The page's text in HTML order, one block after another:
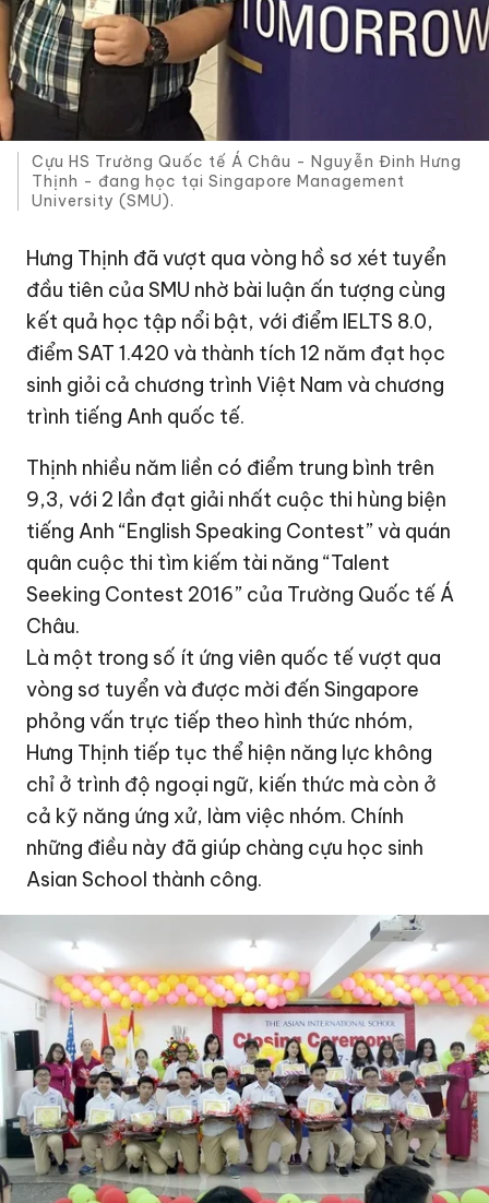
Cựu HS Trường Quốc tế Á Châu - Nguyễn Đinh Hưng
Thịnh - đang học tại Singapore Management
University (SMU).
Hưng Thịnh đã vượt qua vòng hồ sơ xét tuyển
đầu tiên của SMU nhờ bài luận ấn tượng cùng
kết quả học tập nổi bật, với điểm IELTS 8.0,
điểm SAT 1.420 và thành tích 12 năm đạt học
sinh giỏi cả chương trình Việt Nam và chương
trình tiếng Anh quốc tế.
Thịnh nhiều năm liền có điểm trung bình trên
9,3, với 2 lần đạt giải nhất cuộc thi hùng biện
tiếng Anh “English Speaking Contest” và quán
quân cuộc thi tìm kiếm tài năng “Talent
Seeking Contest 2016” của Trường Quốc tế Á
Châu.
Là một trong số ít ứng viên quốc tế vượt qua
vòng sơ tuyển và được mời đến Singapore
phỏng vấn trực tiếp theo hình thức nhóm,
Hưng Thịnh tiếp tục thể hiện năng lực không
chỉ ở trình độ ngoại ngữ, kiến thức mà còn ở
cả kỹ năng ứng xử, làm việc nhóm. Chính
những điều này đã giúp chàng cựu học sinh
Asian School thành công.